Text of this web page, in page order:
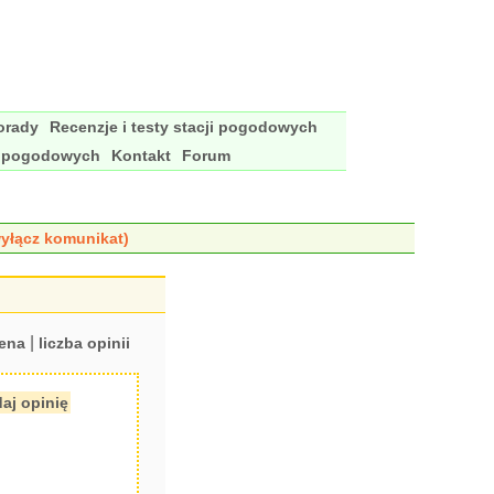
Recenzje i testy stacji pogodowych
Kontakt Forum
komunikat)
| liczba opinii
opinię